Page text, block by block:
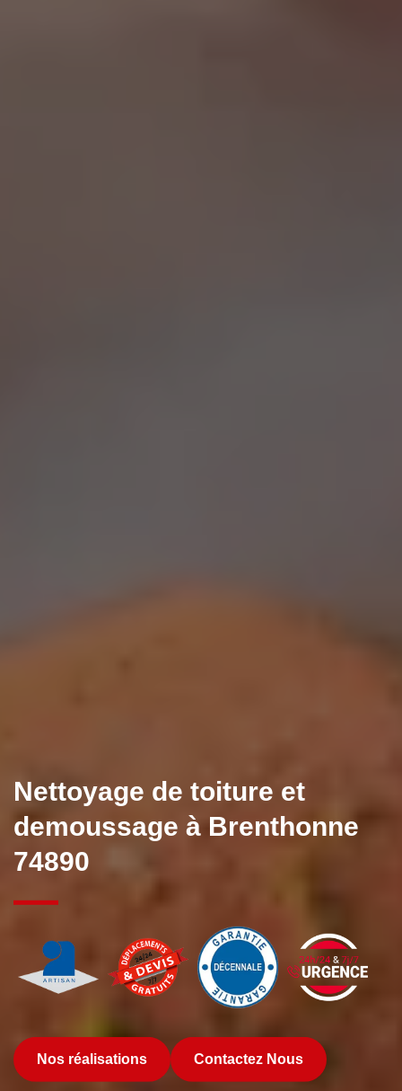
Nettoyage de toiture et
demoussage à Brenthonne
74890
Nos réalisations Contactez Nous